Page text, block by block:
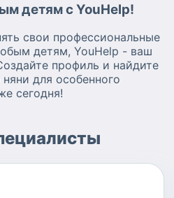
детям с YouHelp!
свои профессиональные
детям, YouHelp - ваш
профиль и найдите
для особенного
сегодня!